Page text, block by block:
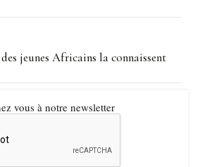
jeunes Africains la connaissent
vous à notre newsletter